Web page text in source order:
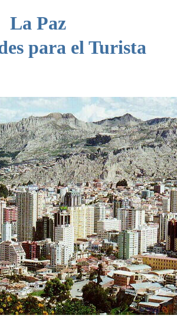
La Paz
para el Turista